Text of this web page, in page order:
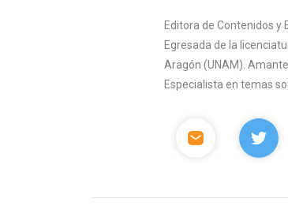
Editora de Contenidos y
Egresada de la
Aragón (UNAM).
Especialista en temas